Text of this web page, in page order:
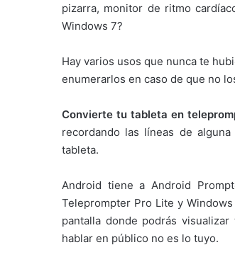
pizarra, monitor de ritmo
Windows 7?
Hay varios usos que nunca te
enumerarlos en caso de que no
Convierte tu tableta en
recordando las líneas de
tableta.
Android tiene a Android
Teleprompter Pro Lite y
pantalla donde podrás
hablar en público no es lo tuyo.